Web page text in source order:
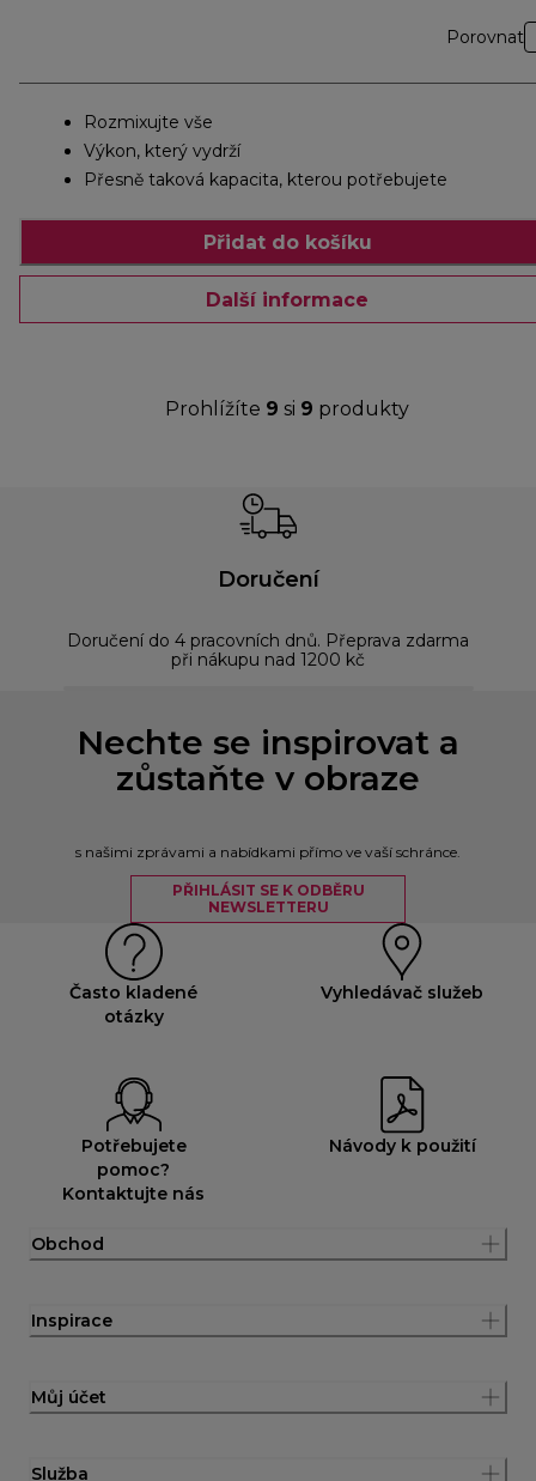
Porovnat
Rozmixujte vše
Výkon, který vydrží
Přesně taková kapacita, kterou potřebujete
Přidat do košíku
Další informace
Prohlížíte 9 si 9 produkty
Doručení
Doručení do 4 pracovních dnů. Přeprava zdarma
při nákupu nad 1200 kč
Nechte se inspirovat a
zůstaňte v obraze
s našimi zprávami a nabídkami přímo ve vaší schránce.
PŘIHLÁSIT SE K ODBĚRU
NEWSLETTERU
Často kladené
otázky
Vyhledávač služeb
Potřebujete
pomoc?
Kontaktujte nás
Návody k použití
Obchod
Inspirace
Můj účet
Služba